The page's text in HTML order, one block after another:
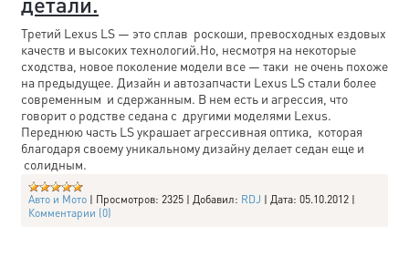
Третий Lexus LS — это сплав роскоши, превосходных ездовых
качеств и высоких технологий.Но, несмотря на некоторые
сходства, новое поколение модели все — таки не очень похоже
на предыдущее. Дизайн и автозапчасти Lexus LS стали более
современным и сдержанным. В нем есть и агрессия, что
говорит о родстве седана с другими моделями Lexus.
Переднюю часть LS украшает агрессивная оптика, которая
благодаря своему уникальному дизайну делает седан еще и
солидным.
Авто и Мото | Просмотров: 2325 | Добавил: RDJ | Дата: 05.10.2012 |
Комментарии (0)